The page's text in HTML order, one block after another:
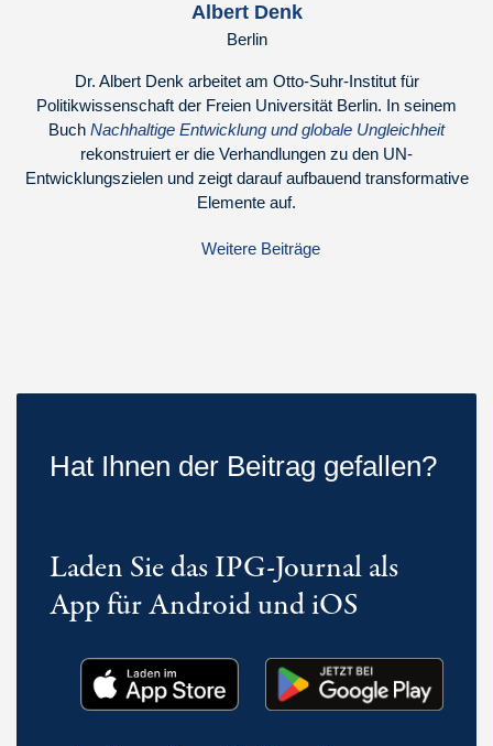
Albert Denk
Berlin
Dr. Albert Denk arbeitet am Otto-Suhr-Institut für
Politikwissenschaft der Freien Universität Berlin. In seinem
Buch Nachhaltige Entwicklung und globale Ungleichheit
rekonstruiert er die Verhandlungen zu den UN-
Entwicklungszielen und zeigt darauf aufbauend transformative
Elemente auf.
Weitere Beiträge
Hat Ihnen der Beitrag gefallen?
Laden Sie das IPG-Journal als
App für Android und iOS